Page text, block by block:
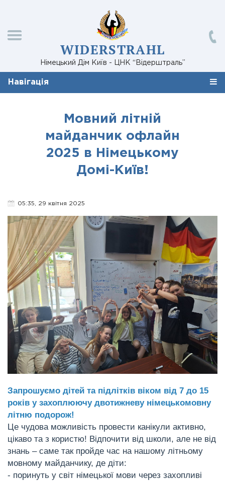
WIDERSTRAHL
Німецький Дім Київ - ЦНК “Відерштраль”
Навігація
Мовний літній
майданчик офлайн
2025 в Німецькому
Домі-Київ!
05:35, 29 квітня 2025
Запрошуємо дітей та підлітків віком від 7 до 15
років у захоплюючу двотижневу німецькомовну
літню подорож!
Це чудова можливість провести канікули активно,
цікаво та з користю! Відпочити від школи, але не від
знань – саме так пройде час на нашому літньому
мовному майданчику, де діти:
- поринуть у світ німецької мови через захопливі